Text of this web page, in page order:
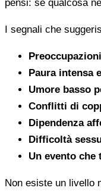
pensi: se qualcosa
I segnali che
Paura intensa
Umore basso
Conflitti di
Dipendenza
Difficoltà
Un evento che
Non esiste un livello